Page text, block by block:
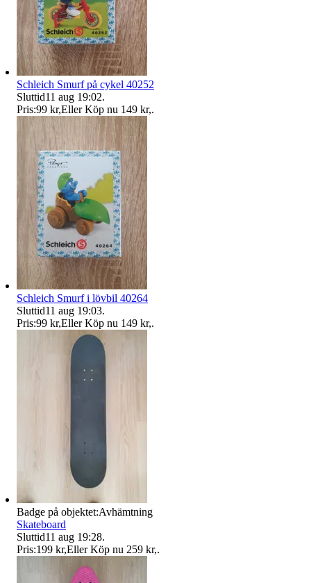
Schleich Smurf på cykel 40252
Sluttid11 aug 19:02.
Pris:99 kr,Eller Köp nu 149 kr,.
Schleich Smurf i lövbil 40264
Sluttid11 aug 19:03.
Pris:99 kr,Eller Köp nu 149 kr,.
Badge på objektet:Avhämtning
Skateboard
Sluttid11 aug 19:28.
Pris:199 kr,Eller Köp nu 259 kr,.